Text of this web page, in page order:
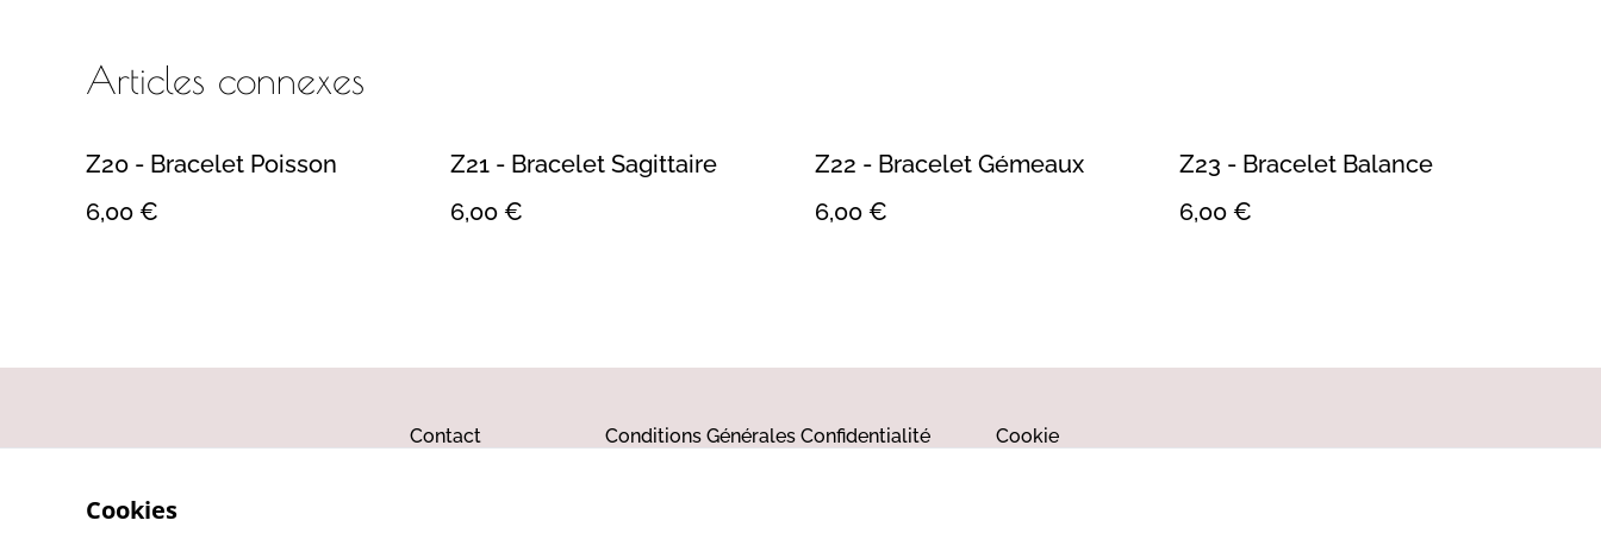
Articles connexes
Z20 - Bracelet Poisson
6,00 €
Z21 - Bracelet Sagittaire
6,00 €
Z22 - Bracelet Gémeaux
6,00 €
Z23 - Bracelet Balance
6,00 €
Contact Conditions Générales Confidentialité Cookie
Cookies